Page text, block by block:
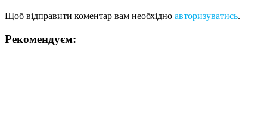
Щоб відправити коментар вам необхідно авторизуватись.
Рекомендуєм: